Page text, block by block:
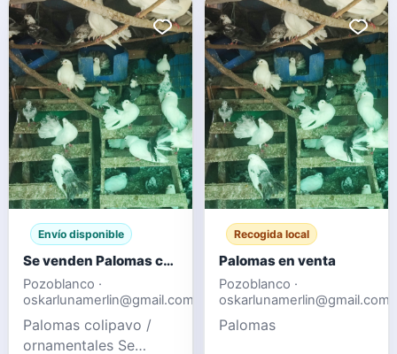
Montánchez Cáceres
Envío disponible
Se venden Palomas colipavo / ornamentales
Pozoblanco ·
oskarlunamerlin@gmail.com
Palomas colipavo /
ornamentales Se
Recogida local
Palomas en venta
Pozoblanco ·
oskarlunamerlin@gmail.com
Palomas